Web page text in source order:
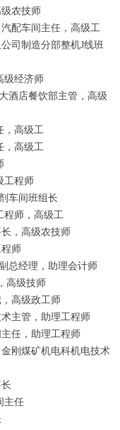
农技师
配车间主任，高级工
司制造分部整机J线班
级经济师
酒店餐饮部主管，高级
，高级工
，高级工
工程师
车间班组长
程师，高级工
，高级农技师
师
总经理，助理会计师
高级技师
高级政工师
主管，助理工程师
任，助理工程师
刚煤矿机电科机电技术
主任